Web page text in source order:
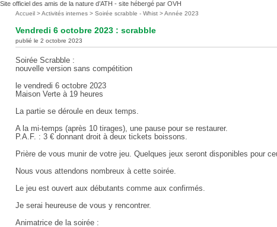
Site officiel des amis de la nature d’ATH - site hébergé par OVH
Vous
ici
:
Accueil >Activités internes >Soirée scrabble - Whist >Année 2023
Vendredi 6 octobre 2023 : scrabble
publié le 2 octobre 2023
Soirée Scrabble :
nouvelle version sans compétition
le vendredi 6 octobre 2023
Maison Verte à 19 heures
La partie se déroule en deux temps.
A la mi-temps (après 10 tirages), une pause pour se restaurer.
P.A.F. : 3 € donnant droit à deux tickets boissons.
Prière de vous munir de votre jeu. Quelques jeux seront disponibles pour
Nous vous attendons nombreux à cette soirée.
Le jeu est ouvert aux débutants comme aux confirmés.
Je serai heureuse de vous y rencontrer.
Animatrice de la soirée :